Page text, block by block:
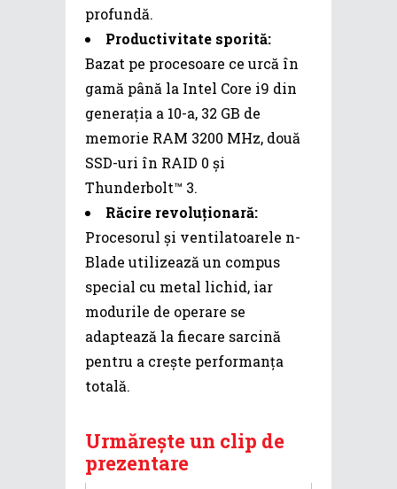
profundă.
Productivitate sporită:
Bazat pe procesoare ce urcă în
gamă până la Intel Core i9 din
generația a 10-a, 32 GB de
memorie RAM 3200 MHz, două
SSD-uri în RAID 0 și
Thunderbolt™ 3.
Răcire revoluționară:
Procesorul și ventilatoarele n-
Blade utilizează un compus
special cu metal lichid, iar
modurile de operare se
adaptează la fiecare sarcină
pentru a crește performanța
totală.
Urmărește un clip de
prezentare